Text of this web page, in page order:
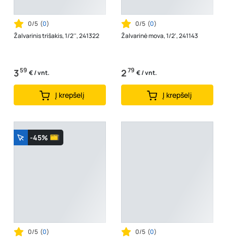
0/5 (0)
Žalvarinis trišakis, 1/2'', 241322
359 € / vnt.
Į krepšelį
0/5 (0)
Žalvarinė mova, 1/2', 241143
279 € / vnt.
Į krepšelį
-45%
0/5 (0)
0/5 (0)